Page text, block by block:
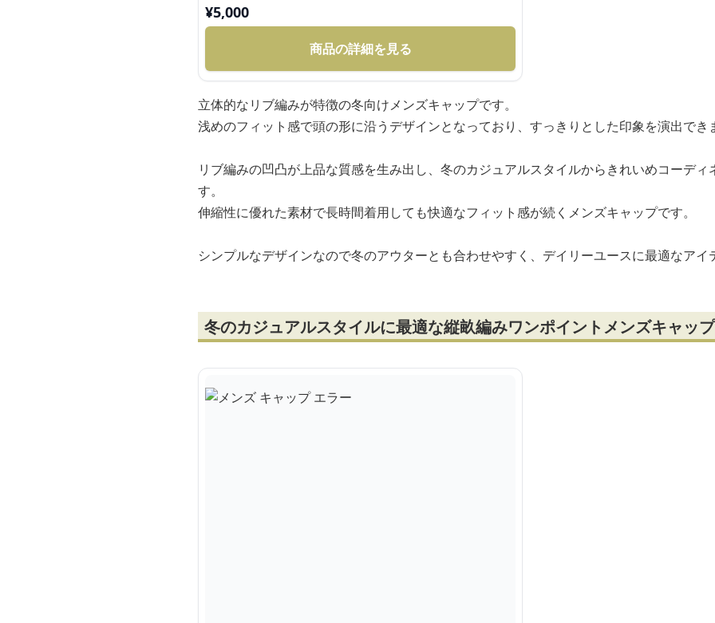
¥5,000
商品の詳細を見る
立体的なリブ編みが特徴の冬向けメンズキャップです。
浅めのフィット感で頭の形に沿うデザインとなっており、すっきりとした印象を演出でき
リブ編みの凹凸が上品な質感を生み出し、冬のカジュアルスタイルからきれいめコーディ
す。
伸縮性に優れた素材で長時間着用しても快適なフィット感が続くメンズキャップです。
シンプルなデザインなので冬のアウターとも合わせやすく、デイリーユースに最適なアイ
冬のカジュアルスタイルに最適な縦畝編みワンポイントメンズキャップ